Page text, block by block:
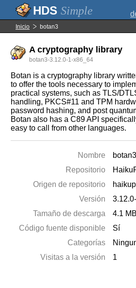
Simple
Inicio botan3
A cryptography library
botan3-3.12.0-1-x86_64
Botan is a cryptography library
to offer the tools necessary to
practical systems, such as TLS/
handling, PKCS#11 and TPM
password hashing, and post
Botan also has a C89 API
easy to call from other languages.
Nombre
botan3
Repositorio
Origen de repositorio
Versión
Tamaño de descarga
4.1 MB
Código fuente disponible
Sí
Categorías
Visitas a la versión
1